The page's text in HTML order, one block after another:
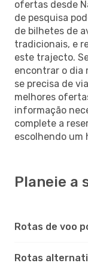
ofertas desde
de pesquisa
de bilhetes de
tradicionais, e
este trajecto.
encontrar o dia
se precisa de
melhores
informação
complete a
escolhendo um
Planeie a
Rotas de voo
Rotas